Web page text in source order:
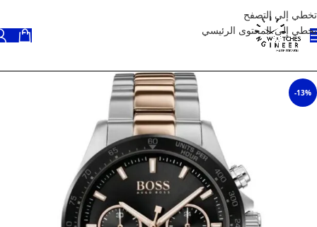
تخطي إلى التصفح
تخطي إلى المحتوى الرئيسي
-13%